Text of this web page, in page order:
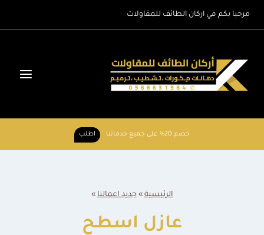
مرحبا بكم في اركان الطائف للمقاولات
خصم 20% على جميع خدماتنا اطلب
الرئيسية »جديد اعمالنا »
عازل اسطح